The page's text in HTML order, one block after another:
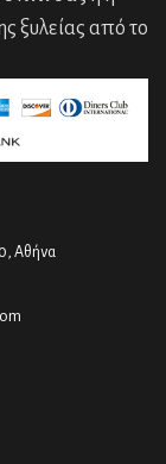
ξυλείας από το
Αθήνα